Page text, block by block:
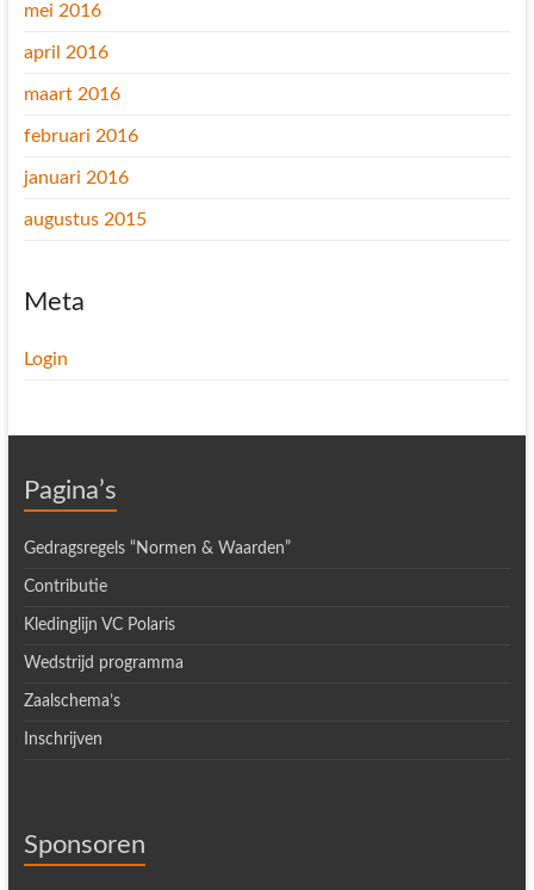
mei 2016
april 2016
maart 2016
februari 2016
januari 2016
augustus 2015
Meta
Login
Pagina’s
Gedragsregels “Normen & Waarden”
Contributie
Kledinglijn VC Polaris
Wedstrijd programma
Zaalschema’s
Inschrijven
Sponsoren